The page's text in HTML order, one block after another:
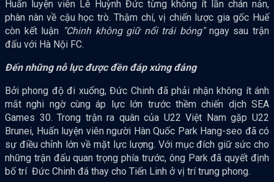
Huấn luyện viên Lê Huỳnh Đức từng không ít lần chán nản,
phàn nàn về cậu học trò. Thậm chí, vị chiến lược gia gốc Huế
còn kết luận "Chinh không giữ nổi trái bóng"ngay sau trận
đấu với Hà Nội FC.
Đến những nỗ lực được đền đáp xứng đáng
Bởi phong độ đi xuống, Đức Chinh đã phải nhận không ít ánh
mắt nghi ngờ cùng áp lực lớn trước thềm chiến dịch SEA
Games 30. Trong trận ra quân của U22 Việt Nam gặp U22
Brunei, Huấn luyện viên người Hàn Quốc Park Hang-seo đã có
sự điều chỉnh lớn về mặt lực lượng. Với mục đích giữ sức cho
những trận đấu quan trọng phía trước, ông Park đã quyết định
bố trí Đức Chinh đá thay cho Tiến Linh ở vị trí trung phong.